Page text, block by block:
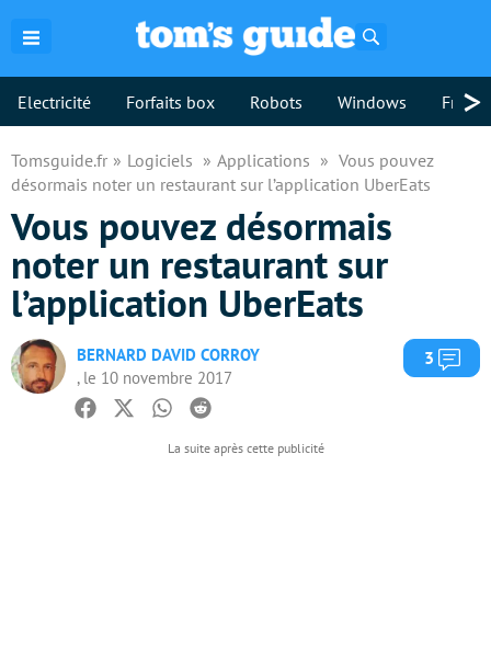
Electricité Forfaits box Robots Windows >
Tomsguide.fr Logiciels Applications
Vous pouvez
désormais noter un restaurant sur l’application UberEats
Vous pouvez désormais
noter un restaurant sur
l’application UberEats
BERNARD DAVID CORROY
, le 10 novembre 2017
3
Facebook
TwitterWhatsapp
Reddit